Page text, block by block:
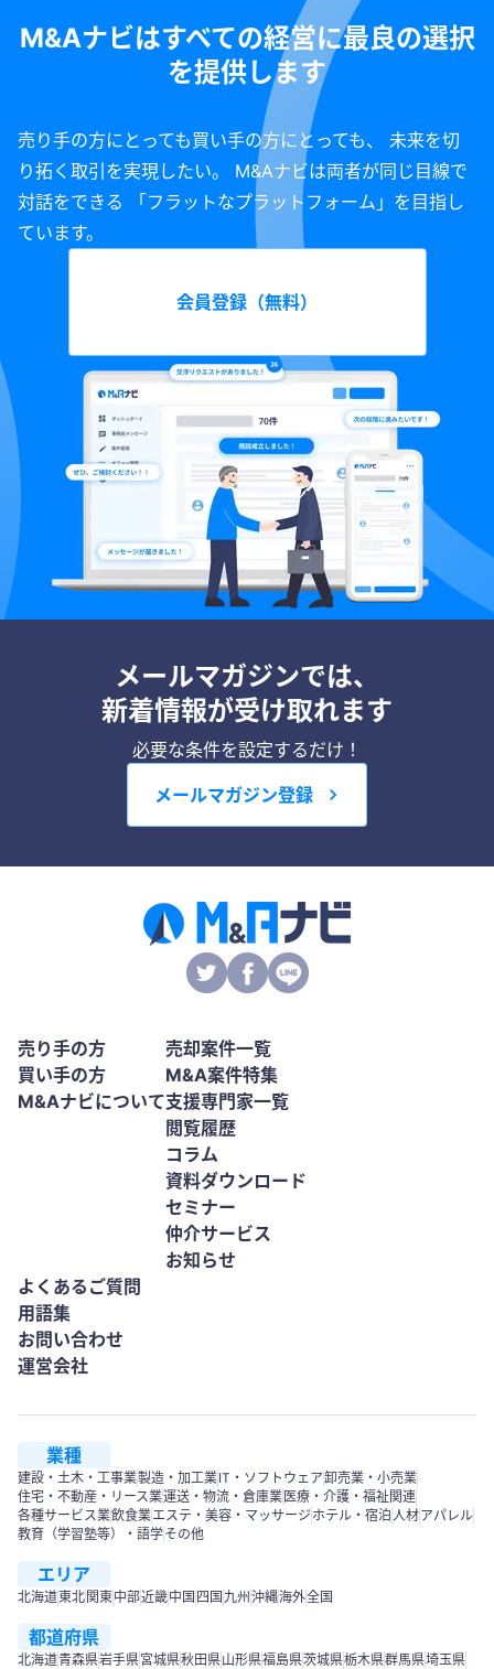
M&Aナビはすべての経営に最良の選択
を提供します
売り手の方にとっても買い手の方にとっても、 未来を切
り拓く取引を実現したい。 M&Aナビは両者が同じ目線で
対話をできる 「フラットなプラットフォーム」を目指し
ています。
会員登録（無料）
メールマガジンでは、
新着情報が受け取れます
必要な条件を設定するだけ！
メールマガジン登録
売り手の方
買い手の方
M&Aナビについて
売却案件一覧
M&A案件特集
支援専門家一覧
閲覧履歴
コラム
資料ダウンロード
セミナー
仲介サービス
お知らせ
よくあるご質問
用語集
お問い合わせ
運営会社
業種
建設・土木・工事業製造・加工業IT・ソフトウェア卸売業・小売業
住宅・不動産・リース業運送・物流・倉庫業 医療・介護・福祉関連
各種サービス業飲食業エステ・美容・マッサージ ホテル・宿泊人材アパレル
教育（学習塾等）・語学その他
エリア
北海道東北 関東中部近畿中国 四国 九州 沖縄海外全国
都道府県
北海道青森県岩手県宮城県秋田県山形県福島県茨城県栃木県群馬県埼玉県